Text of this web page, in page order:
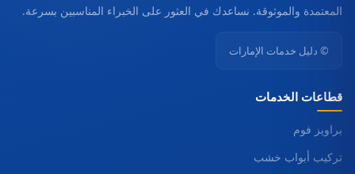
المعتمدة والموثوقة. نساعدك في العثور على الخبراء المناسبين بسرعة.
© دليل خدمات الإمارات
قطاعات الخدمات
براويز فوم
تركيب أبواب خشب